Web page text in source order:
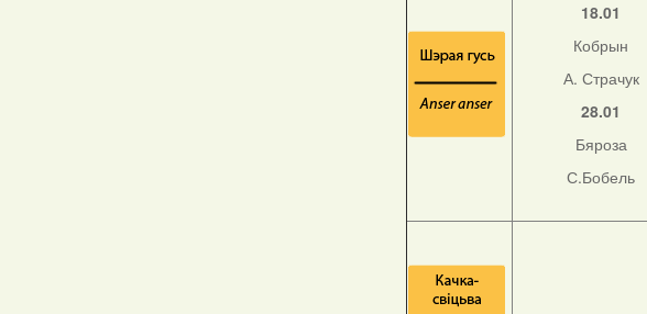
18.01
Кобрын
А. Страчук
28.01
Бяроза
С.Бобель